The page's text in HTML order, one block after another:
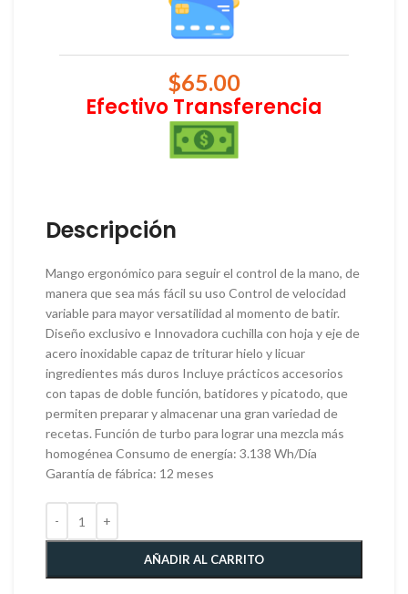
$65.00
Efectivo Transferencia
Descripción
Mango ergonómico para seguir el control de la mano, de
manera que sea más fácil su uso Control de velocidad
variable para mayor versatilidad al momento de batir.
Diseño exclusivo e Innovadora cuchilla con hoja y eje de
acero inoxidable capaz de triturar hielo y licuar
ingredientes más duros Incluye prácticos accesorios
con tapas de doble función, batidores y picatodo, que
permiten preparar y almacenar una gran variedad de
recetas. Función de turbo para lograr una mezcla más
homogénea Consumo de energía: 3.138 Wh/Día
Garantía de fábrica: 12 meses
AÑADIR AL CARRITO